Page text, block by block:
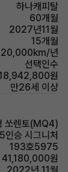
하나캐피탈
60개월
2027년11월
15개월
20,000km/년
선택인수
원
만26세 이상
쏘렌토(MQ4)
승 시그니처
193호5975
41,180,000원